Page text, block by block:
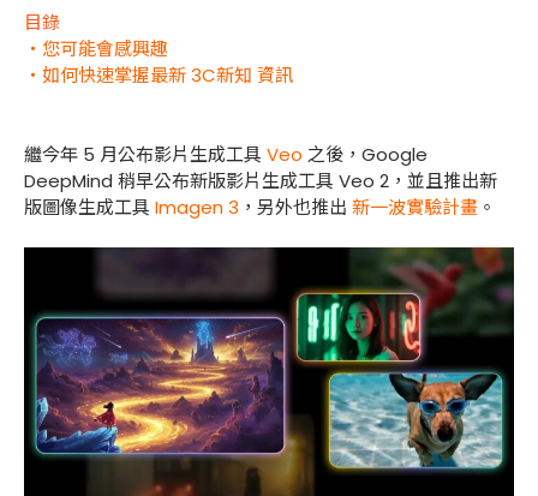
目錄
・您可能會感興趣
・如何快速掌握最新 3C新知 資訊
繼今年 5 月公布影片生成工具 Veo 之後，Google
DeepMind 稍早公布新版影片生成工具 Veo 2，並且推出新
版圖像生成工具 Imagen 3 ，另外也推出 新一波實驗計畫 。